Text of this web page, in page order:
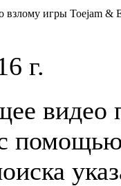
игры Toejam &
г.
видео
помощью